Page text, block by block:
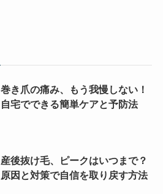
巻き爪の痛み、もう我慢しない！
自宅でできる簡単ケアと予防法
産後抜け毛、ピークはいつまで？
原因と対策で自信を取り戻す方法